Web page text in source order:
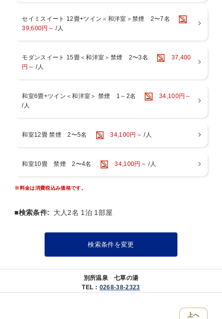
【お部屋食ご希望のお客様へ】
お一人様3,300円（税込）を別途現地にて頂戴いたします。
す。お部屋詳細をご覧くださいませ。
■全プラン共通特典
■ご夕食
A5ランクの信州黒毛和牛や、信州サーモン、地鶏など
＜お献立内容＞
※季節や仕入れにより献立は変わります
き＋牛しゃぶorすき焼どちらか1品」は付きません。
作りたて熱々の卵焼きや焼き魚をはじめ、目覚めの身体に優しい
ほのかに硫黄が香る別所温泉美肌の湯。
塩田平を望む別所温泉随一の絶景展望風呂をご堪能ください。
・サウナ 22時30分まで
・貸切展望風呂 受付14時〜21時（料金：1，650円税込、利用
時間：45分）
セイミスイート 12畳+ツイン＜和洋室＞禁煙 2〜7名
39,600円～ /人
モダンスイート 15畳＜和洋室＞禁煙 2〜3名
37,400
円～ /人
和室6畳+ツイン＜和洋室＞ 禁煙 1～2名
34,100円～
/人
和室12畳 禁煙 2〜5名 34,100円～ /人
和室10畳 禁煙 2〜4名 34,100円～ /人
※料金は消費税込み価格です。
■検索条件: 大人2名 1泊 1部屋
検索条件を変更
別所温泉 七草の湯
TEL： 0268-38-2323
上へ